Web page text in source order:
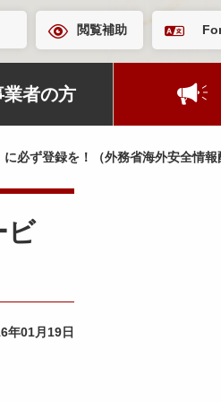
閲覧補助
業者の方
に必ず登録を！（外務省海外安全情報
ビ
年01月19日